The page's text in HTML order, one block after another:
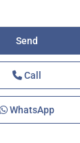
Call
WhatsApp